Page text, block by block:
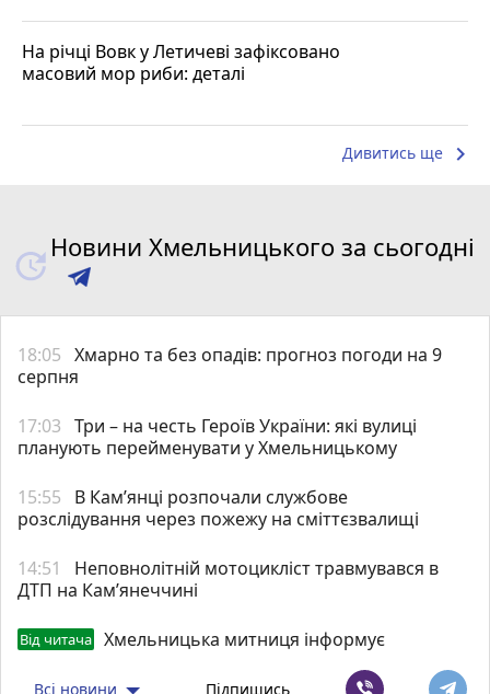
На річці Вовк у Летичеві зафіксовано
масовий мор риби: деталі
Дивитись ще keyboard_arrow_right
Новини Хмельницького за сьогодні
18:05 Хмарно та без опадів: прогноз погоди на 9
серпня
17:03 Три – на честь Героїв України: які вулиці
планують перейменувати у Хмельницькому
15:55
В Кам’янці розпочали службове
розслідування через пожежу на сміттєзвалищі
14:51
Неповнолітній мотоцикліст травмувався в
ДТП на Кам’янеччині
Від читача Хмельницька митниця інформує
Всі новини Підпишись